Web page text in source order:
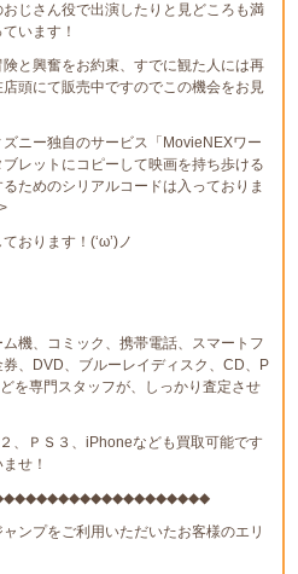
じさん役で出演したりと見どころも満
います！
と興奮をお約束、すでに観た人には再
頭にて販売中ですのでこの機会をお見
ニー独自のサービス「MovieNEXワー
レットにコピーして映画を持ち歩ける
ためのシリアルコードは入っておりま
おります！(‘ω’)ノ
機、コミック、携帯電話、スマートフ
、DVD、ブルーレイディスク、CD、P
を専門スタッフが、しっかり査定させ
、ＰＳ３、iPhoneなども買取可能です
せ！
ンプをご利用いただいたお客様のエリ